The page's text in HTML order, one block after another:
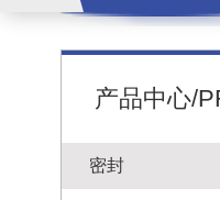
产品中心/
密封